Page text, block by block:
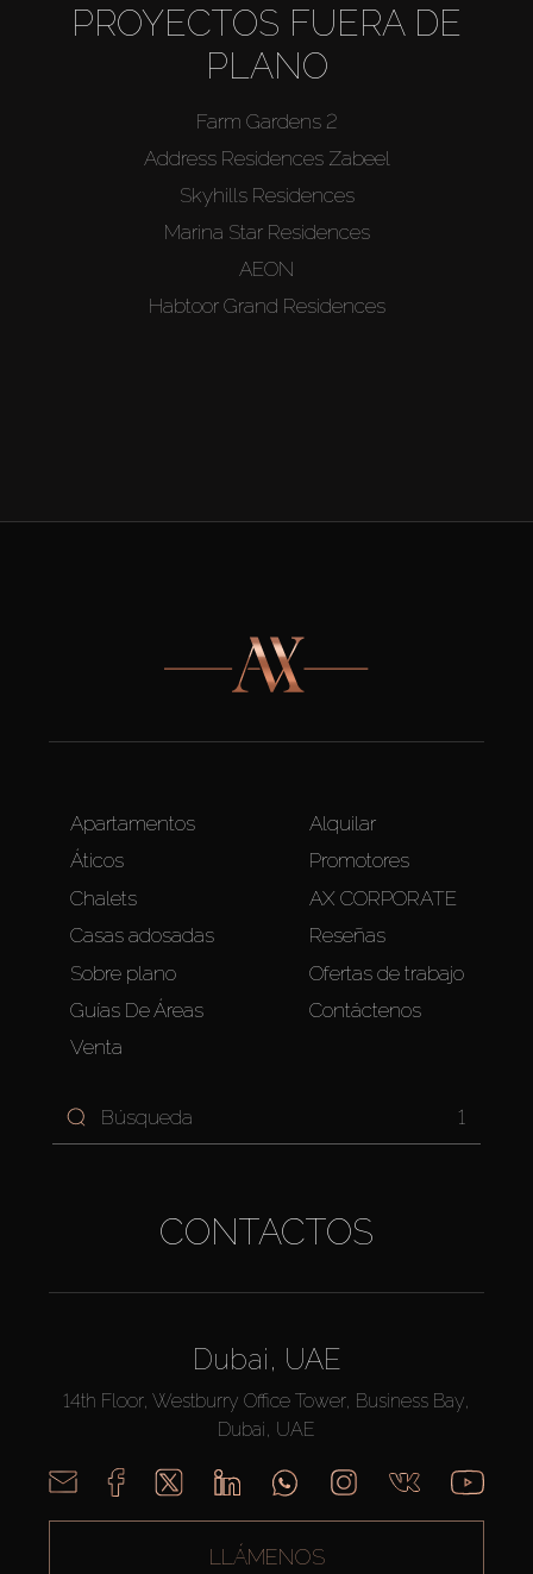
PROYECTOS FUERA DE
PLANO
Farm Gardens 2
Address Residences Zabeel
Skyhills Residences
Marina Star Residences
AEON
Habtoor Grand Residences
Apartamentos
Áticos
Chalets
Casas adosadas
Sobre plano
Guías De Áreas
Venta
Alquilar
Promotores
AX CORPORATE
Reseñas
Ofertas de trabajo
Contáctenos
1
CONTACTOS
Dubai, UAE
14th Floor, Westburry Office Tower, Business Bay,
Dubai, UAE
LLÁMENOS